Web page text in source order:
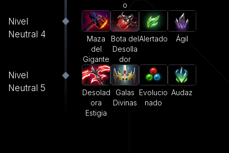
o
Nivel
Neutral 4
Maza
del
Gigante
Bota del
Desolla
dor
Alertado Ágil
Nivel
Neutral 5
Desolad
ora
Estigia
Galas
Divinas
Evolucio
nado
Audaz